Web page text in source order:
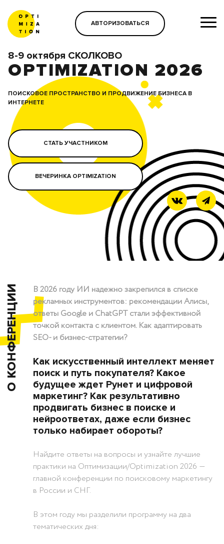
АВТОРИЗОВАТЬСЯ
8-9 октября СКОЛКОВО
OPTIMIZATION 2026
ПОИСКОВОЕ ПРОСТРАНСТВО И ПРОДВИЖЕНИЕ БИЗНЕСА В
ИНТЕРНЕТЕ
СТАТЬ УЧАСТНИКОМ
ВЕЧЕРИНКА OPTIMIZATION
О КОНФЕРЕНЦИИ
В 2026 году ИИ надежно закрепился в списке
рекламных инструментов: рекомендации Алисы,
ответы Google и ChatGPT стали эффективной
точкой контакта с клиентом. Как адаптировать
SEO- и бизнес-стратегии?
Как искусственный интеллект меняет
поиск и путь покупателя? Какое
будущее ждет Рунет и цифровой
маркетинг? Как результативно
продвигать бизнес в поиске и
нейроответах, даже если бизнес
только набирает обороты?
Найдите ответы на вопросы и узнайте лучшие
практики на Оптимизации/Optimization 2026 ―
главной конференции по поисковому маркетингу
в России и СНГ.
В этом году мы разделили программу на два
тематических дня: